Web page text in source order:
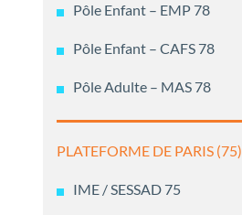
Pôle Enfant – EMP 78
Pôle Enfant – CAFS 78
Pôle Adulte – MAS 78
PLATEFORME DE PARIS (75)
IME / SESSAD 75